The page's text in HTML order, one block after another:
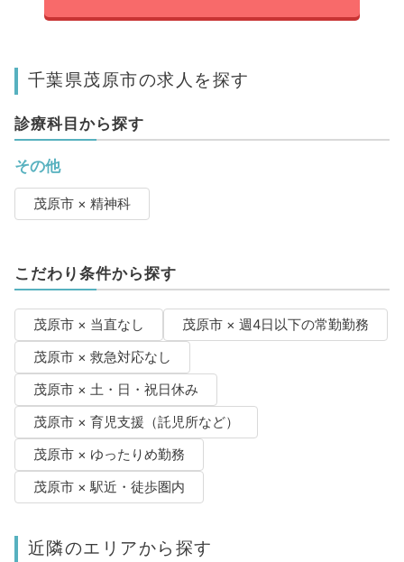
千葉県茂原市の求人を探す
診療科目から探す
その他
茂原市 × 精神科
こだわり条件から探す
茂原市 × 当直なし
茂原市 × 週4日以下の常勤勤務
茂原市 × 救急対応なし
茂原市 × 土・日・祝日休み
茂原市 × 育児支援（託児所など）
茂原市 × ゆったりめ勤務
茂原市 × 駅近・徒歩圏内
近隣のエリアから探す